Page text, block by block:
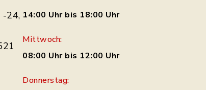
24, 14:00 Uhr bis 18:00 Uhr
Mittwoch:
08:00 Uhr bis 12:00 Uhr
Donnerstag: